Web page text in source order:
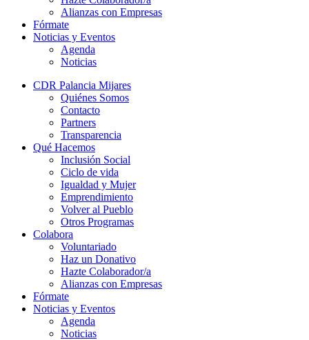
Alianzas con Empresas
Fórmate
Noticias y Eventos
Agenda
Noticias
CDR Palancia Mijares
Quiénes Somos
Contacto
Partners
Transparencia
Qué Hacemos
Inclusión Social
Ciclo de vida
Igualdad y Mujer
Emprendimiento
Volver al Pueblo
Otros Programas
Colabora
Voluntariado
Haz un Donativo
Hazte Colaborador/a
Alianzas con Empresas
Fórmate
Noticias y Eventos
Agenda
Noticias